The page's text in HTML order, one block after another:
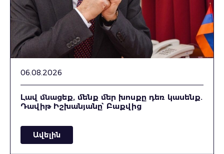
06.08.2026
Լավ մնացեք, մենք մեր խոսքը դեռ կասենք.
Դավիթ Իշխանյանը՝ Բաքվից
Ավելին